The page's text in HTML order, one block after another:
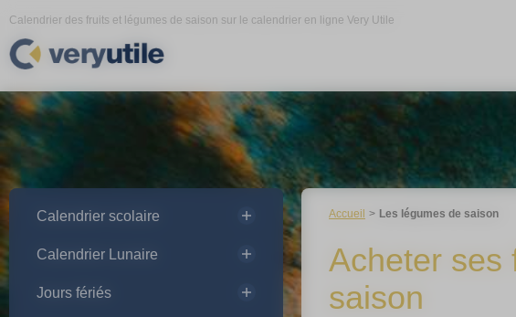
Calendrier des fruits et légumes de saison sur le calendrier en ligne Very Utile
Accueil Les légumes de saison
Acheter ses
saison
Calendrier scolaire
Calendrier Lunaire
Jours fériés